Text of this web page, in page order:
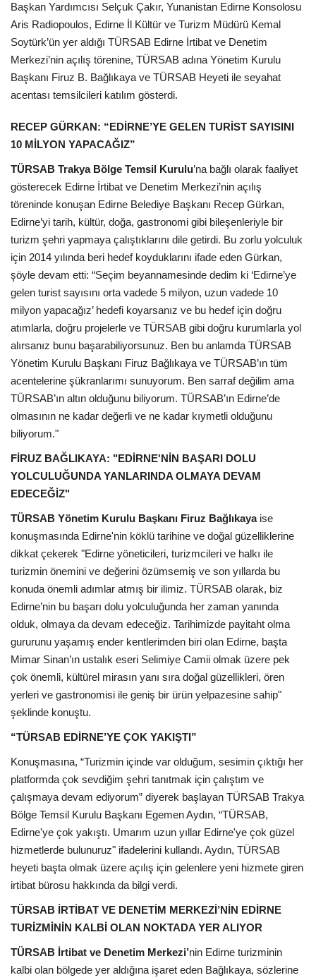
Başkan Yardımcısı Selçuk Çakır, Yunanistan Edirne Konsolosu
Aris Radiopoulos, Edirne İl Kültür ve Turizm Müdürü Kemal
Soytürk’ün yer aldığı TÜRSAB Edirne İrtibat ve Denetim
Merkezi’nin açılış törenine, TÜRSAB adına Yönetim Kurulu
Başkanı Firuz B. Bağlıkaya ve TÜRSAB Heyeti ile seyahat
acentası temsilcileri katılım gösterdi.
RECEP GÜRKAN: “EDİRNE’YE GELEN TURİST SAYISINI
10 MİLYON YAPACAĞIZ”
TÜRSAB Trakya Bölge Temsil Kurulu’na bağlı olarak faaliyet
gösterecek Edirne İrtibat ve Denetim Merkezi’nin açılış
töreninde konuşan Edirne Belediye Başkanı Recep Gürkan,
Edirne’yi tarih, kültür, doğa, gastronomi gibi bileşenleriyle bir
turizm şehri yapmaya çalıştıklarını dile getirdi. Bu zorlu yolculuk
için 2014 yılında beri hedef koyduklarını ifade eden Gürkan,
şöyle devam etti: “Seçim beyannamesinde dedim ki ‘Edirne’ye
gelen turist sayısını orta vadede 5 milyon, uzun vadede 10
milyon yapacağız’ hedefi koyarsanız ve bu hedef için doğru
atımlarla, doğru projelerle ve TÜRSAB gibi doğru kurumlarla yol
alırsanız bunu başarabiliyorsunuz. Ben bu anlamda TÜRSAB
Yönetim Kurulu Başkanı Firuz Bağlıkaya ve TÜRSAB’ın tüm
acentelerine şükranlarımı sunuyorum. Ben sarraf değilim ama
TÜRSAB’ın altın olduğunu biliyorum. TÜRSAB’ın Edirne’de
olmasının ne kadar değerli ve ne kadar kıymetli olduğunu
biliyorum."
FİRUZ BAĞLIKAYA: "EDİRNE'NİN BAŞARI DOLU
YOLCULUĞUNDA YANLARINDA OLMAYA DEVAM
EDECEĞİZ"
TÜRSAB Yönetim Kurulu Başkanı Firuz Bağlıkayaise
konuşmasında Edirne'nin köklü tarihine ve doğal güzelliklerine
dikkat çekerek "Edirne yöneticileri, turizmcileri ve halkı ile
turizmin önemini ve değerini özümsemiş ve son yıllarda bu
konuda önemli adımlar atmış bir ilimiz. TÜRSAB olarak, biz
Edirne’nin bu başarı dolu yolculuğunda her zaman yanında
olduk, olmaya da devam edeceğiz. Tarihimizde payitaht olma
gururunu yaşamış ender kentlerimden biri olan Edirne, başta
Mimar Sinan’ın ustalık eseri Selimiye Camii olmak üzere pek
çok önemli, kültürel mirasın yanı sıra doğal güzellikleri, ören
yerleri ve gastronomisi ile geniş bir ürün yelpazesine sahip"
şeklinde konuştu.
“TÜRSAB EDİRNE’YE ÇOK YAKIŞTI”
Konuşmasına, “Turizmin içinde var olduğum, sesimin çıktığı her
platformda çok sevdiğim şehri tanıtmak için çalıştım ve
çalışmaya devam ediyorum” diyerek başlayan TÜRSAB Trakya
Bölge Temsil Kurulu Başkanı Egemen Aydın, “TÜRSAB,
Edirne'ye çok yakıştı. Umarım uzun yıllar Edirne'ye çok güzel
hizmetlerde bulunuruz" ifadelerini kullandı. Aydın, TÜRSAB
heyeti başta olmak üzere açılış için gelenlere yeni hizmete giren
irtibat bürosu hakkında da bilgi verdi.
TÜRSAB İRTİBAT VE DENETİM MERKEZİ’NİN EDİRNE
TURİZMİNİN KALBİ OLAN NOKTADA YER ALIYOR
TÜRSAB İrtibat ve Denetim Merkezi’nin Edirne turizminin
kalbi olan bölgede yer aldığına işaret eden Bağlıkaya, sözlerine